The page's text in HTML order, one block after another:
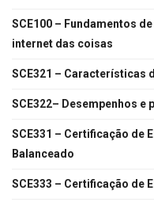
SCE100 – Fundamentos
internet das coisas
SCE321 – Características
SCE322– Desempenhos
SCE331 – Certificação de
Balanceado
SCE333 – Certificação de